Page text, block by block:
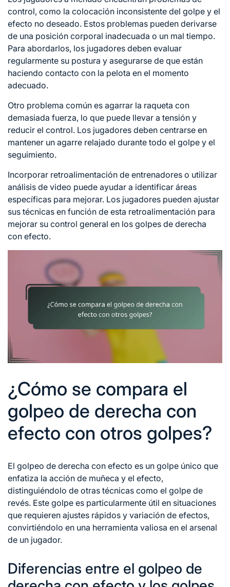
control, como la colocación inconsistente del golpe y el
efecto no deseado. Estos problemas pueden derivarse
de una posición corporal inadecuada o un mal tiempo.
Para abordarlos, los jugadores deben evaluar
regularmente su postura y asegurarse de que están
haciendo contacto con la pelota en el momento
adecuado.
Otro problema común es agarrar la raqueta con
demasiada fuerza, lo que puede llevar a tensión y
reducir el control. Los jugadores deben centrarse en
mantener un agarre relajado durante todo el golpe y el
seguimiento.
Incorporar retroalimentación de entrenadores o utilizar
análisis de video puede ayudar a identificar áreas
específicas para mejorar. Los jugadores pueden ajustar
sus técnicas en función de esta retroalimentación para
mejorar su control general en los golpes de derecha
con efecto.
¿Cómo se compara el
golpeo de derecha con
efecto con otros golpes?
El golpeo de derecha con efecto es un golpe único que
enfatiza la acción de muñeca y el efecto,
distinguiéndolo de otras técnicas como el golpe de
revés. Este golpe es particularmente útil en situaciones
que requieren ajustes rápidos y variación de efectos,
convirtiéndolo en una herramienta valiosa en el arsenal
de un jugador.
Diferencias entre el golpeo de